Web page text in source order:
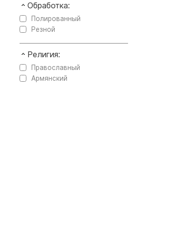
Обработка:
Полированный
Резной
Религия:
Православный
Армянский